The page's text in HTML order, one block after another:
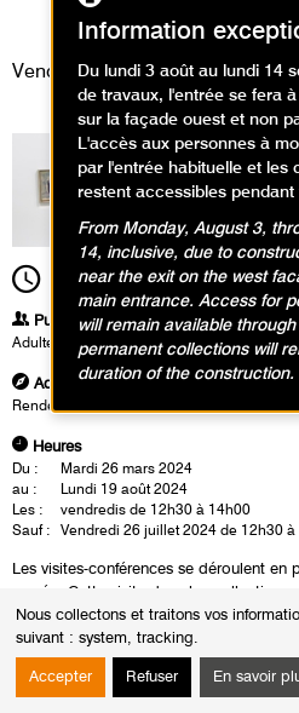
Nous collectons et traitons vos
suivant : system, tracking.
Accepter Refuser En savoir
Visites
Vendredi 12 avril 2024
12h30Durée1h30
Publics
Adultes
Adresse
Rendez-vous à l'accueil groupe dans le hall
Heures
Du :
Mardi 26 mars 2024
au :
Lundi 19 août 2024
Les :
vendredis de 12h30 à 14h00
Sauf :
Vendredi 26 juillet 2024 de 12h30 à
Les visites-conférences se déroulent en
musée. Cette visite dans les collections
l'occasion d'un échange autour des
Information
Du lundi 3 août au lundi 14
de travaux, l'entrée se fera
sur la façade ouest et non
L'accès aux personnes à
par l'entrée habituelle et les
restent accessibles
From Monday, August 3,
14, inclusive, due to
near the exit on the west
main entrance. Access for
will remain available
permanent collections will
duration of the construction.